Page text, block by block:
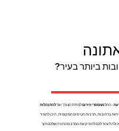
ביותר בעיר?
- החלממספרי חירוםלמידת הצורך ועדלהתנהלות
ברחובות, תרבות הטיפים המקומית, היכן להמיר
לעזור לכם להפיק את המרב מהחוויה שלכם תוך